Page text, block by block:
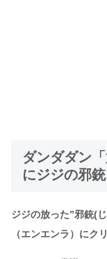
ダンダダン
にジジの邪銃
ジジの放った”邪銃(
（エンエンラ）にク